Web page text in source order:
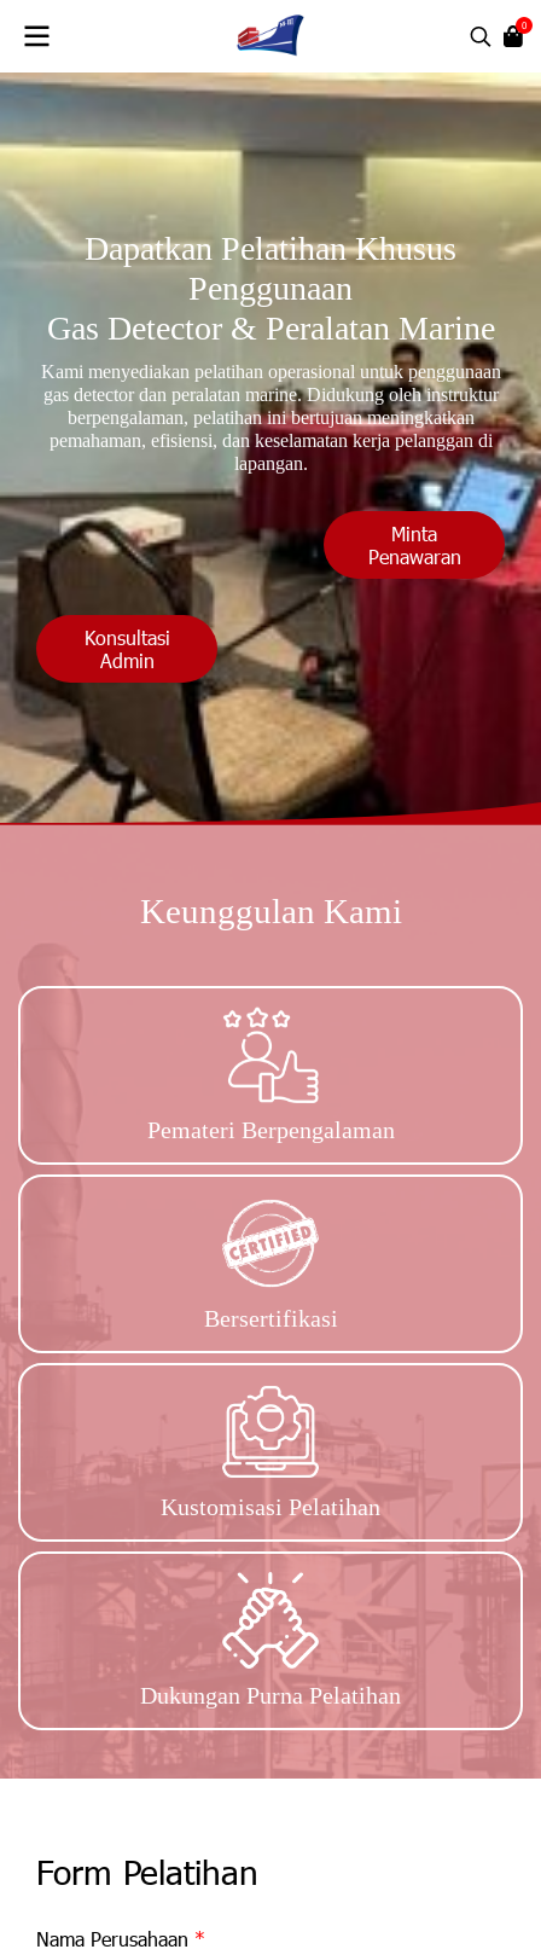
0
Dapatkan Pelatihan Khusus
Penggunaan
Gas Detector & Peralatan Marine
Kami menyediakan pelatihan operasional untuk penggunaan
gas detector dan peralatan marine. Didukung oleh instruktur
berpengalaman, pelatihan ini bertujuan meningkatkan
pemahaman, efisiensi, dan keselamatan kerja pelanggan di
lapangan.
Minta
Penawaran
Konsultasi
Admin
Keunggulan Kami
Pemateri Berpengalaman
Bersertifikasi
Kustomisasi Pelatihan
Dukungan Purna Pelatihan
Form Pelatihan
Nama Perusahaan